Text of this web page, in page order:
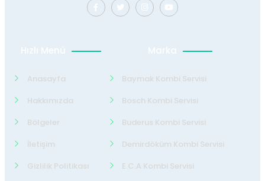
Hızlı Menü
Anasayfa
Hakkımızda
Bölgeler
İletişim
Gizlilik Politikası
Marka
Baymak Kombi Servisi
Bosch Kombi Servisi
Buderus Kombi Servisi
Demirdöküm Kombi Servisi
E.C.A Kombi Servisi